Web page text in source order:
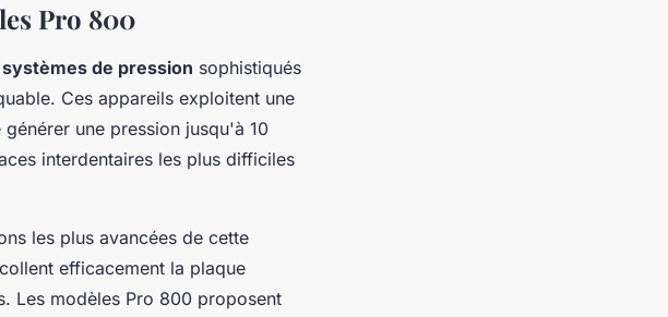
Pro 800
systèmes de pression sophistiqués
Ces appareils exploitent une
une pression jusqu'à 10
interdentaires les plus difficiles
les plus avancées de cette
efficacement la plaque
Les modèles Pro 800 proposent